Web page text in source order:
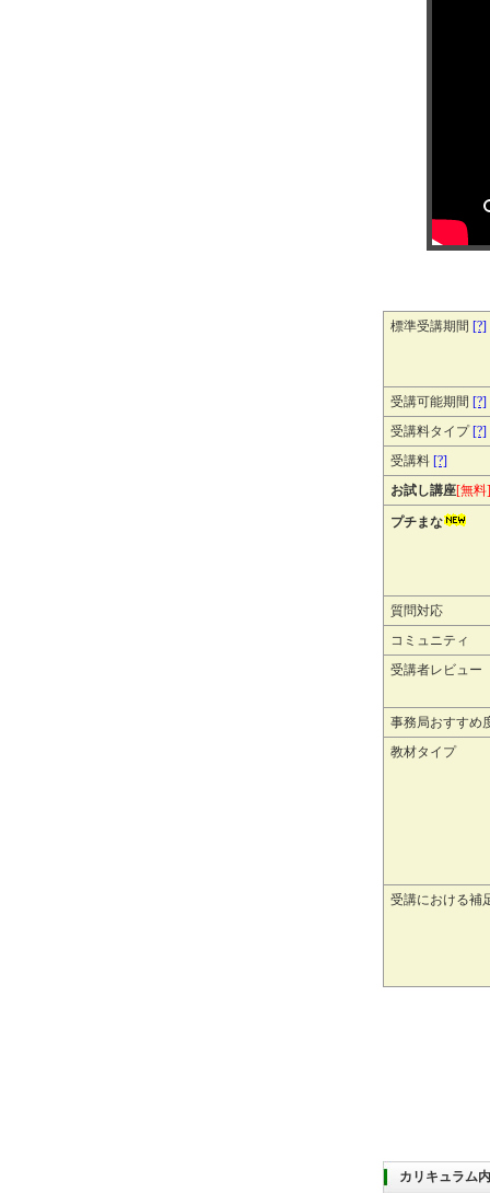
標準受講期間 [?]
受講可能期間 [?]
受講料タイプ[?]
受講料 [?]
お試し講座[無料]
プチまな
質問対応
コミュニティ
受講者レビュー
事務局おすすめ
教材タイプ
受講における補
カリキュラム